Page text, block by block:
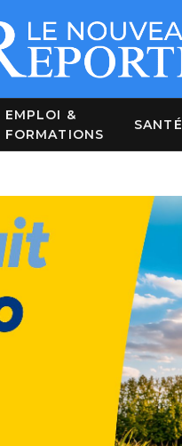
EMPLOI &
FORMATIONS
SANTÉ